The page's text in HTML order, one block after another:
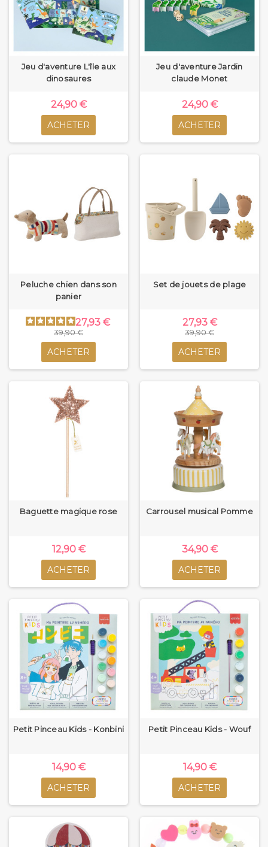
Jeu d'aventure L'île aux
dinosaures
24,90 €
ACHETER
Jeu d'aventure Jardin
claude Monet
24,90 €
ACHETER
Peluche chien dans son
panier
27,93 €
39,90 €
ACHETER
Set de jouets de plage
27,93 €
39,90 €
ACHETER
Baguette magique rose
12,90 €
ACHETER
Carrousel musical Pomme
34,90 €
ACHETER
Petit Pinceau Kids - Konbini
14,90 €
ACHETER
Petit Pinceau Kids - Wouf
14,90 €
ACHETER